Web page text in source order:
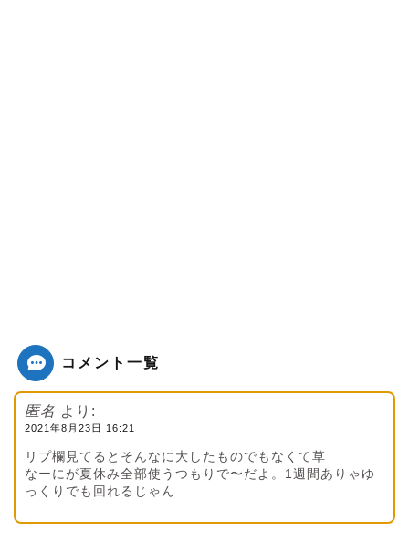
コメント一覧
匿名 より:
2021年8月23日 16:21
リプ欄見てるとそんなに大したものでもなくて草
なーにが夏休み全部使うつもりで〜だよ。1週間ありゃゆ
っくりでも回れるじゃん